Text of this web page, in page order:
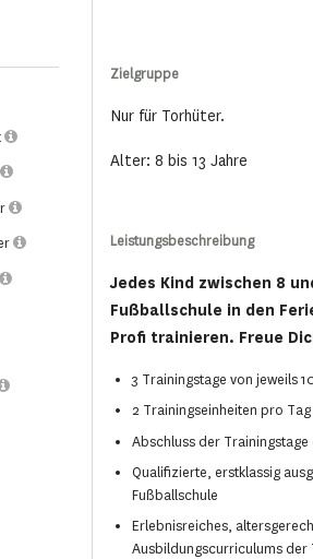
Zielgruppe
Nur für Torhüter.
Alter: 8 bis 13 Jahre
Leistungsbeschreibung
Jedes Kind zwischen 8
Fußballschule in den
Profi trainieren. Freue
3 Trainingstage von jeweils
2 Trainingseinheiten pro Tag
Abschluss der
Qualifizierte, erstklassig
Fußballschule
Erlebnisreiches,
Ausbildungscurriculums der